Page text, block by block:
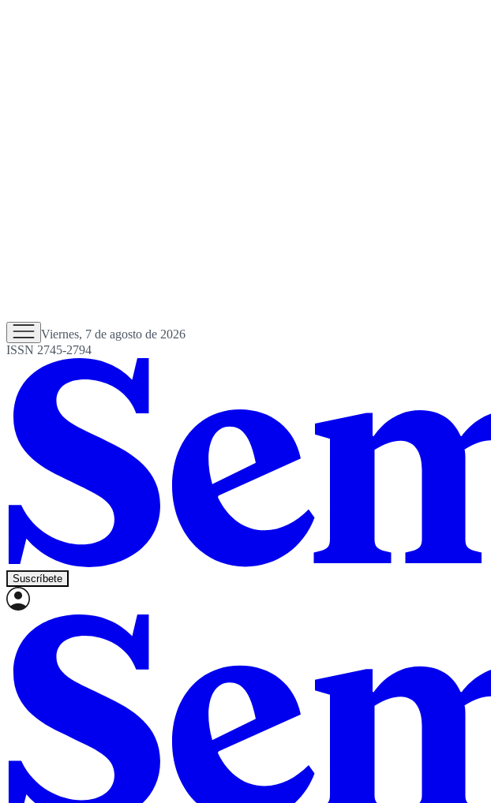
Viernes, 7 de agosto de 2026
ISSN 2745-2794
Suscríbete